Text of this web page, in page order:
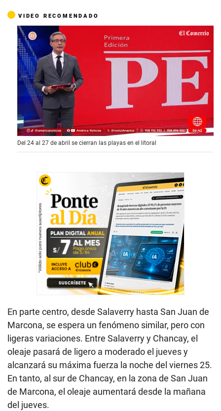
VIDEO RECOMENDADO
0
s
e
c
n
d
s
Del 24 al 27 de abril se cierran las playas en el litoral
En parte centro, desde Salaverry hasta San Juan de
Marcona, se espera un fenómeno similar, pero con
ligeras variaciones. Entre Salaverry y Chancay, el
oleaje pasará de ligero a moderado el jueves y
alcanzará su máxima fuerza la noche del viernes 25.
En tanto, al sur de Chancay, en la zona de San Juan
de Marcona, el oleaje aumentará desde la mañana
del jueves.